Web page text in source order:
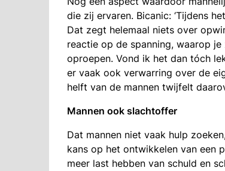
die zij ervaren. Bicanic: ‘Tijdens
Dat zegt helemaal niets over
reactie op de spanning, waarop
oproepen. Vond ik het dan tóch
er vaak ook verwarring over de
helft van de mannen twijfelt
Mannen ook slachtoffer
Dat mannen niet vaak hulp
kans op het ontwikkelen van een
meer last hebben van schuld en